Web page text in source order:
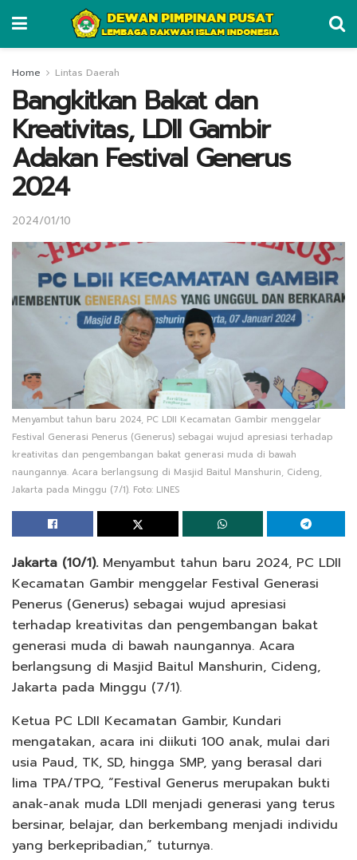
Home Lintas Daerah
Bangkitkan Bakat dan
Kreativitas, LDII Gambir
Adakan Festival Generus
2024
2024/01/10
Menyambut tahun baru 2024, PC LDII Kecamatan Gambir menggelar
Festival Generasi Penerus (Generus) sebagai wujud apresiasi terhadap
kreativitas dan pengembangan bakat generasi muda di bawah
naungannya. Acara berlangsung di Masjid Baitul Manshurin, Cideng,
Jakarta pada Minggu (7/1). Foto: LINES
Jakarta (10/1).Menyambut tahun baru 2024, PC LDII
Kecamatan Gambir menggelar Festival Generasi
Penerus (Generus) sebagai wujud apresiasi
terhadap kreativitas dan pengembangan bakat
generasi muda di bawah naungannya. Acara
berlangsung di Masjid Baitul Manshurin, Cideng,
Jakarta pada Minggu (7/1).
Ketua PC LDII Kecamatan Gambir, Kundari
mengatakan, acara ini diikuti 100 anak, mulai dari
usia Paud, TK, SD, hingga SMP, yang berasal dari
lima TPA/TPQ, “Festival Generus merupakan bukti
anak-anak muda LDII menjadi generasi yang terus
bersinar, belajar, dan berkembang menjadi individu
yang berkepribadian,” tuturnya.